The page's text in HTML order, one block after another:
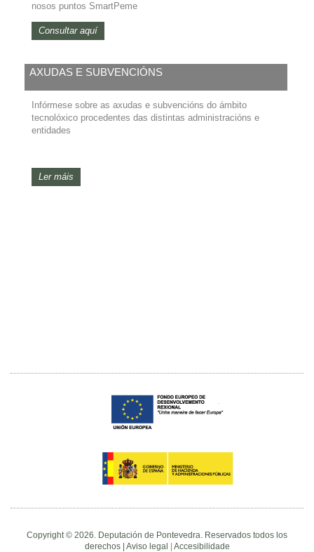
nosos puntos SmartPeme
Consultar aquí
AXUDAS E SUBVENCIÓNS
Infórmese sobre as axudas e subvencións do ámbito
tecnolóxico procedentes das distintas administracións e
entidades
Ler máis
Copyright © 2026. Deputación de Pontevedra. Reservados todos los
derechos | Aviso legal Accesibilidade